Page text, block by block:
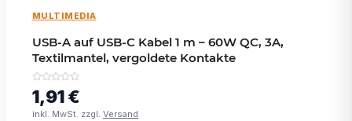
MULTIMEDIA
USB-A auf USB-C Kabel 1 m – 60W QC, 3A,
Textilmantel, vergoldete Kontakte
1,91 €
inkl. MwSt. zzgl. Versand